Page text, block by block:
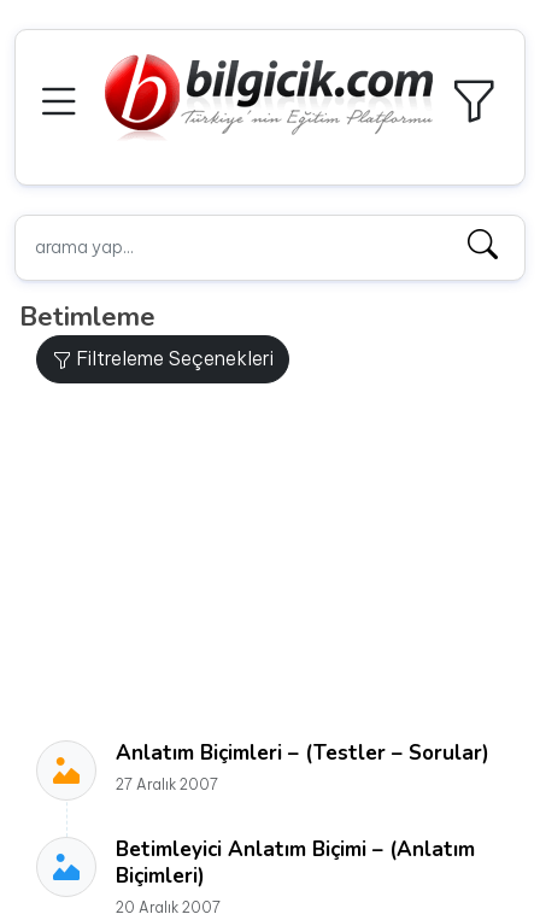
Betimleme
Filtreleme Seçenekleri
Anlatım Biçimleri – (Testler – Sorular)
27 Aralık 2007
Betimleyici Anlatım Biçimi – (Anlatım
Biçimleri)
20 Aralık 2007